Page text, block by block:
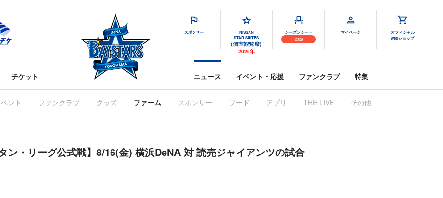
スポンサー
NISSAN
STAR SUITES
(個室観覧席)
2026年
シーズンシート
2026
マイページ
オフィシャル
webショップ
チケット ニュース イベント・応援 ファンクラブ 特集
ント ファンクラブ グッズ ファーム スポンサー フード アプリ THE LIVE その他
ン・リーグ公式戦】8/16(金) 横浜DeNA 対 読売ジャイアンツの試合